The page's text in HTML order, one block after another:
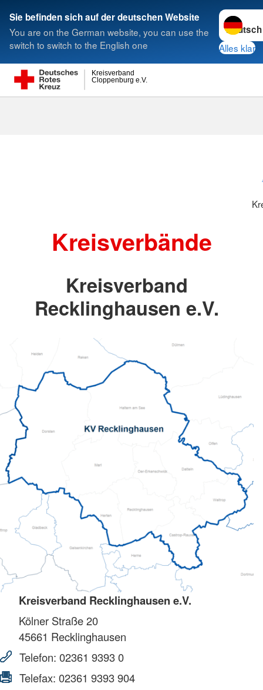
Sie befinden sich auf der deutschen Website
You are on the German website, you can use the
switch to switch to the English one
Sprache
Alles klar
Cloppenburg e.V.
Kreisverband
Suche
Kreisverbände
Kreisverband
Recklinghausen e.V.
Kreisverband Recklinghausen e.V.
Kölner Straße 20
45661 Recklinghausen
Telefon: 02361 9393 0
Telefax: 02361 9393 904